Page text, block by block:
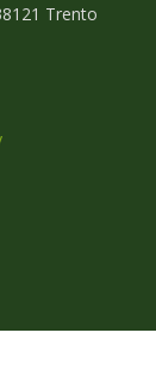
Trento